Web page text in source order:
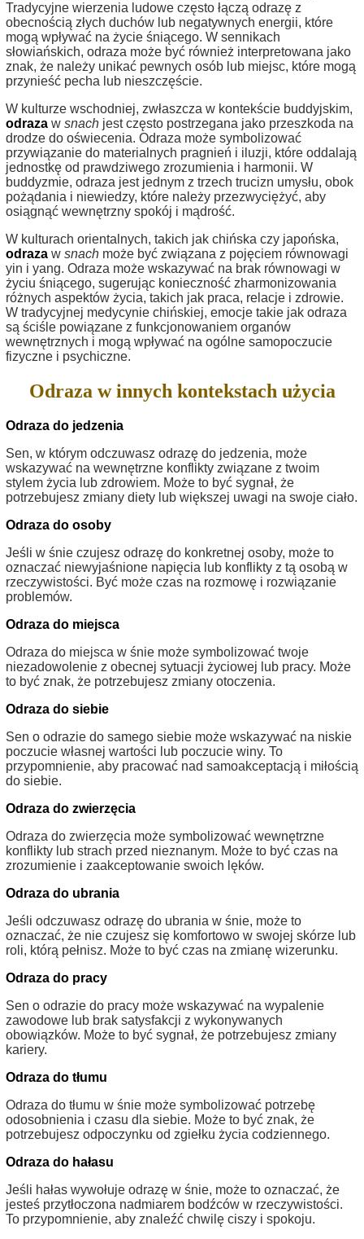
Tradycyjne wierzenia ludowe często łączą odrazę z
obecnością złych duchów lub negatywnych energii, które
mogą wpływać na życie śniącego. W sennikach
słowiańskich, odraza może być również interpretowana jako
znak, że należy unikać pewnych osób lub miejsc, które mogą
przynieść pecha lub nieszczęście.
W kulturze wschodniej, zwłaszcza w kontekście buddyjskim,
odraza w snach jest często postrzegana jako przeszkoda na
drodze do oświecenia. Odraza może symbolizować
przywiązanie do materialnych pragnień i iluzji, które oddalają
jednostkę od prawdziwego zrozumienia i harmonii. W
buddyzmie, odraza jest jednym z trzech trucizn umysłu, obok
pożądania i niewiedzy, które należy przezwyciężyć, aby
osiągnąć wewnętrzny spokój i mądrość.
W kulturach orientalnych, takich jak chińska czy japońska,
odraza w snach może być związana z pojęciem równowagi
yin i yang. Odraza może wskazywać na brak równowagi w
życiu śniącego, sugerując konieczność zharmonizowania
różnych aspektów życia, takich jak praca, relacje i zdrowie.
W tradycyjnej medycynie chińskiej, emocje takie jak odraza
są ściśle powiązane z funkcjonowaniem organów
wewnętrznych i mogą wpływać na ogólne samopoczucie
fizyczne i psychiczne.
Odraza w innych kontekstach użycia
Odraza do jedzenia
Sen, w którym odczuwasz odrazę do jedzenia, może
wskazywać na wewnętrzne konflikty związane z twoim
stylem życia lub zdrowiem. Może to być sygnał, że
potrzebujesz zmiany diety lub większej uwagi na swoje ciało.
Odraza do osoby
Jeśli w śnie czujesz odrazę do konkretnej osoby, może to
oznaczać niewyjaśnione napięcia lub konflikty z tą osobą w
rzeczywistości. Być może czas na rozmowę i rozwiązanie
problemów.
Odraza do miejsca
Odraza do miejsca w śnie może symbolizować twoje
niezadowolenie z obecnej sytuacji życiowej lub pracy. Może
to być znak, że potrzebujesz zmiany otoczenia.
Odraza do siebie
Sen o odrazie do samego siebie może wskazywać na niskie
poczucie własnej wartości lub poczucie winy. To
przypomnienie, aby pracować nad samoakceptacją i miłością
do siebie.
Odraza do zwierzęcia
Odraza do zwierzęcia może symbolizować wewnętrzne
konflikty lub strach przed nieznanym. Może to być czas na
zrozumienie i zaakceptowanie swoich lęków.
Odraza do ubrania
Jeśli odczuwasz odrazę do ubrania w śnie, może to
oznaczać, że nie czujesz się komfortowo w swojej skórze lub
roli, którą pełnisz. Może to być czas na zmianę wizerunku.
Odraza do pracy
Sen o odrazie do pracy może wskazywać na wypalenie
zawodowe lub brak satysfakcji z wykonywanych
obowiązków. Może to być sygnał, że potrzebujesz zmiany
kariery.
Odraza do tłumu
Odraza do tłumu w śnie może symbolizować potrzebę
odosobnienia i czasu dla siebie. Może to być znak, że
potrzebujesz odpoczynku od zgiełku życia codziennego.
Odraza do hałasu
Jeśli hałas wywołuje odrazę w śnie, może to oznaczać, że
jesteś przytłoczona nadmiarem bodźców w rzeczywistości.
To przypomnienie, aby znaleźć chwilę ciszy i spokoju.